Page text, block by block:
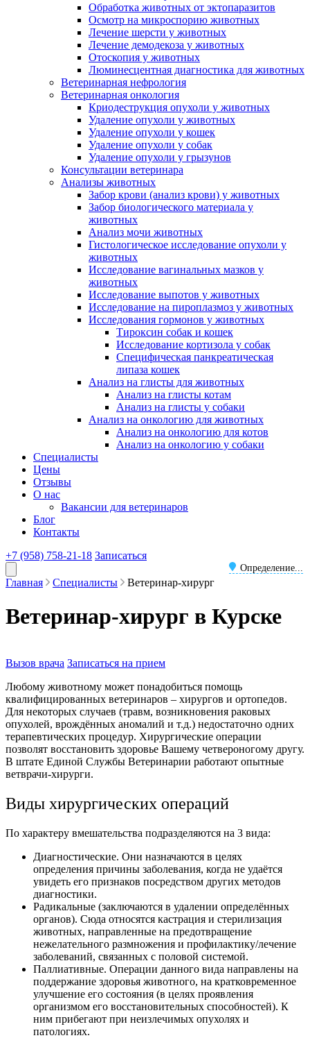
Обработка животных от эктопаразитов
Осмотр на микроспорию животных
Лечение шерсти у животных
Лечение демодекоза у животных
Отоскопия у животных
Люминесцентная диагностика для животных
Ветеринарная нефрология
Ветеринарная онкология
Криодеструкция опухоли у животных
Удаление опухоли у животных
Удаление опухоли у кошек
Удаление опухоли у собак
Удаление опухоли у грызунов
Консультации ветеринара
Анализы животных
Забор крови (анализ крови) у животных
Забор биологического материала у
животных
Анализ мочи животных
Гистологическое исследование опухоли у
животных
Исследование вагинальных мазков у
животных
Исследование выпотов у животных
Исследование на пироплазмоз у животных
Исследования гормонов у животных
Тироксин собак и кошек
Исследование кортизола у собак
Специфическая панкреатическая
липаза кошек
Анализ на глисты для животных
Анализ на глисты котам
Анализ на глисты у собаки
Анализ на онкологию для животных
Анализ на онкологию для котов
Анализ на онкологию у собаки
Специалисты
Цены
Отзывы
О нас
Вакансии для ветеринаров
Блог
Контакты
+7 (958) 758-21-18
Определение...
Записаться
Главная Специалисты Ветеринар-хирург
Ветеринар-хирург в Курске
Вызов врача Записаться на прием
Любому животному может понадобиться помощь
квалифицированных ветеринаров – хирургов и ортопедов.
Для некоторых случаев (травм, возникновения раковых
опухолей, врождённых аномалий и т.д.) недостаточно одних
терапевтических процедур. Хирургические операции
позволят восстановить здоровье Вашему четвероногому другу.
В штате Единой Службы Ветеринарии работают опытные
ветврачи-хирурги.
Виды хирургических операций
По характеру вмешательства подразделяются на 3 вида:
Диагностические. Они назначаются в целях
определения причины заболевания, когда не удаётся
увидеть его признаков посредством других методов
диагностики.
Радикальные (заключаются в удалении определённых
органов). Сюда относятся кастрация и стерилизация
животных, направленные на предотвращение
нежелательного размножения и профилактику/лечение
заболеваний, связанных с половой системой.
Паллиативные. Операции данного вида направлены на
поддержание здоровья животного, на кратковременное
улучшение его состояния (в целях проявления
организмом его восстановительных способностей). К
ним прибегают при неизлечимых опухолях и
патологиях.